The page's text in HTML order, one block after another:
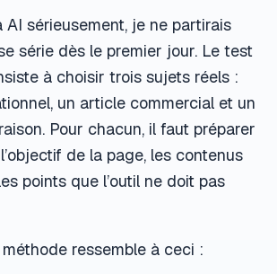
AI sérieusement, je ne partirais
série dès le premier jour. Le test
à choisir trois sujets réels :
un article commercial et un
Pour chacun, il faut préparer
de la page, les contenus
points que l’outil ne doit pas
ressemble à ceci :